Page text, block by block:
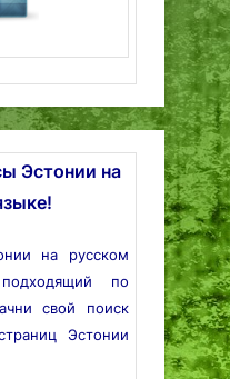
Эстонии на
на русском
по
свой поиск
Эстонии